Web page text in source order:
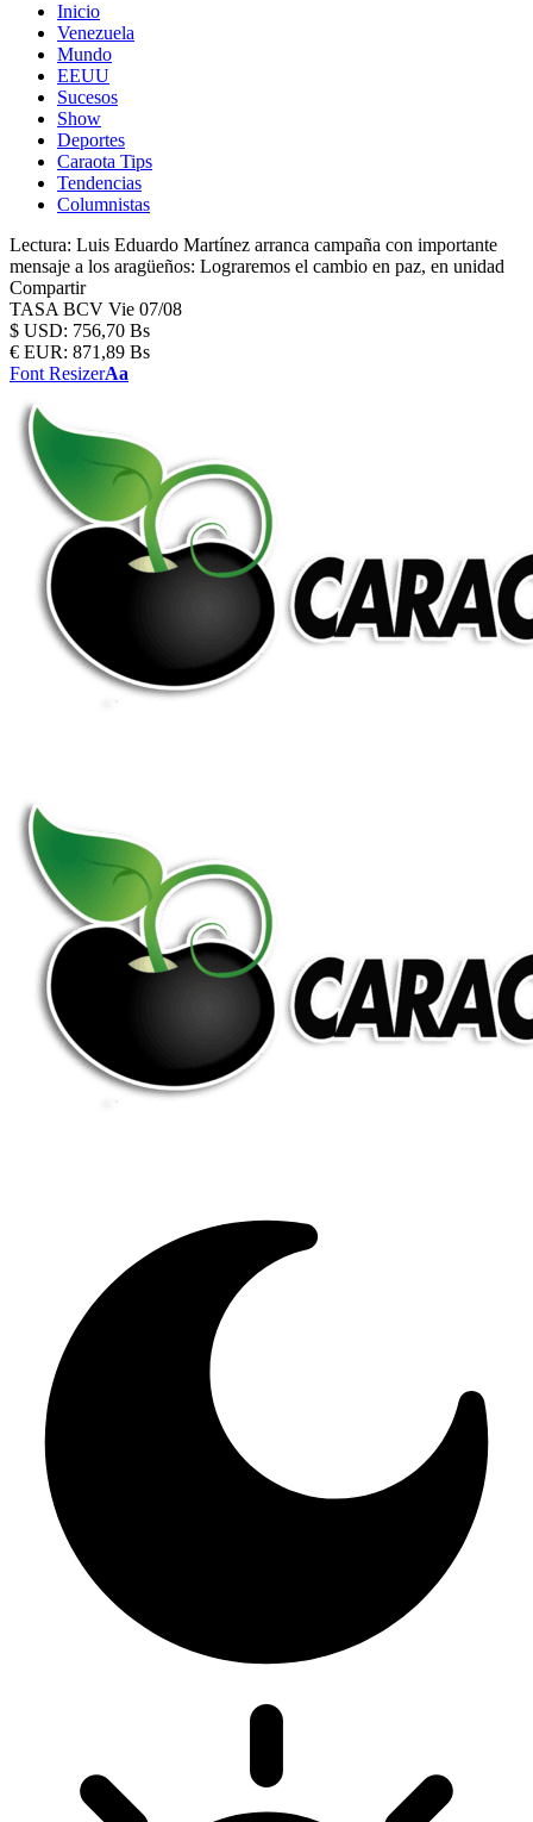
Inicio
Venezuela
Mundo
EEUU
Sucesos
Show
Deportes
Caraota Tips
Tendencias
Columnistas
Lectura: Luis Eduardo Martínez arranca campaña con importante
mensaje a los aragüeños: Lograremos el cambio en paz, en unidad
Compartir
TASA BCV Vie 07/08
$ USD: 756,70 Bs
€ EUR: 871,89 Bs
Font ResizerAa